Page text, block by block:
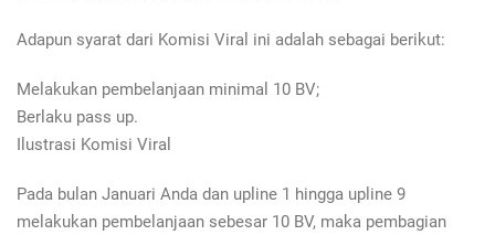
Adapun syarat dari Komisi Viral ini adalah sebagai berikut:
Melakukan pembelanjaan minimal 10 BV;
Berlaku pass up.
Ilustrasi Komisi Viral
Pada bulan Januari Anda dan upline 1 hingga upline 9
melakukan pembelanjaan sebesar 10 BV, maka pembagian